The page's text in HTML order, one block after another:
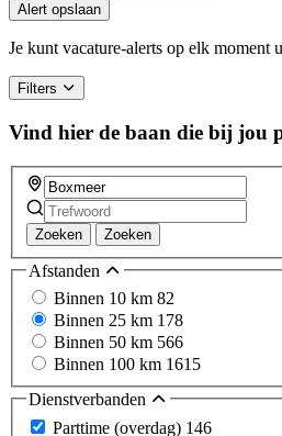
Alert opslaan
Je kunt vacature-alerts op elk moment
Filters
Vind hier de baan die bij jou
Zoeken Zoeken
Afstanden
Binnen 10 km 82
Binnen 25 km 178
Binnen 50 km 566
Binnen 100 km 1615
Dienstverbanden
Parttime (overdag) 146